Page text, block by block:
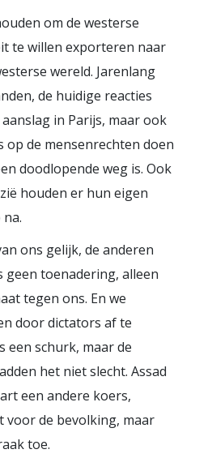
om de westerse
te willen exporteren naar
wereld. Jarenlang
de huidige reacties
in Parijs, maar ook
op de mensenrechten doen
doodlopende weg is. Ook
houden er hun eigen
ons gelijk, de anderen
geen toenadering, alleen
tegen ons. En we
door dictators af te
een schurk, maar de
het niet slecht. Assad
een andere koers,
voor de bevolking, maar
toe.